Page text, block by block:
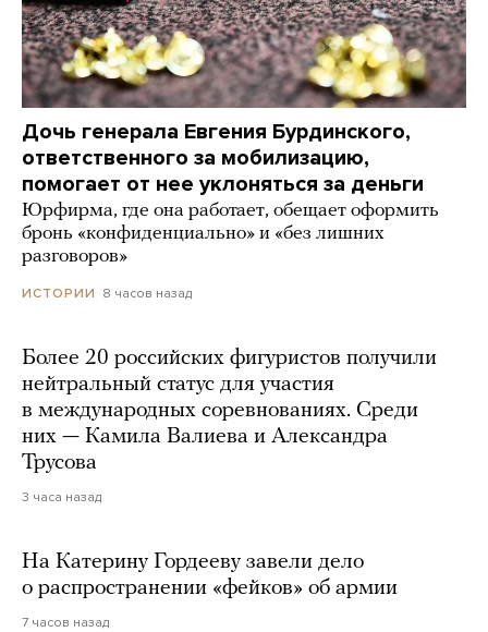
Дочь генерала Евгения Бурдинского,
ответственного за мобилизацию,
помогает от нее уклоняться за деньги
Юрфирма, где она работает, обещает оформить
бронь «конфиденциально» и «без лишних
разговоров»
ИСТОРИИ 8 часов назад
Более 20 российских фигуристов получили
нейтральный статус для участия
в международных соревнованиях. Среди
них — Камила Валиева и Александра
Трусова
3 часа назад
На Катерину Гордееву завели дело
о распространении «фейков» об армии
7 часов назад